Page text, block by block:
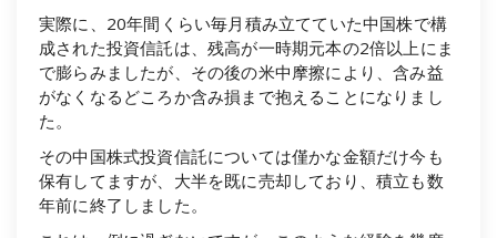
実際に、20年間くらい毎月積み立てていた中国株で構
成された投資信託は、残高が一時期元本の2倍以上にま
で膨らみましたが、その後の米中摩擦により、含み益
がなくなるどころか含み損まで抱えることになりまし
た。
その中国株式投資信託については僅かな金額だけ今も
保有してますが、大半を既に売却しており、積立も数
年前に終了しました。